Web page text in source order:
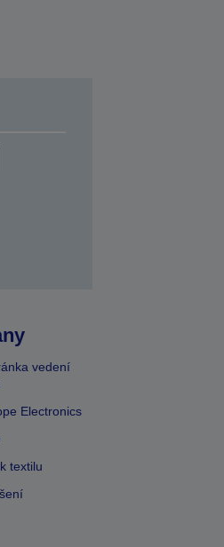
vedení
Electronics
textilu